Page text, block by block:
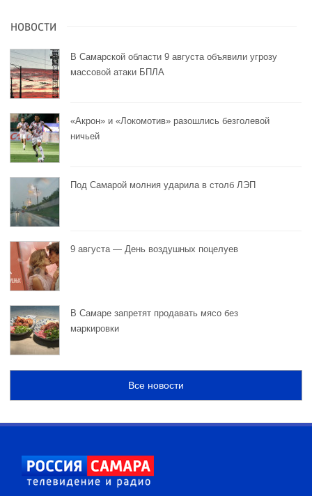
НОВОСТИ
В Самарской области 9 августа объявили угрозу
массовой атаки БПЛА
«Акрон» и «Локомотив» разошлись безголевой
ничьей
Под Самарой молния ударила в столб ЛЭП
9 августа — День воздушных поцелуев
В Самаре запретят продавать мясо без
маркировки
Все новости